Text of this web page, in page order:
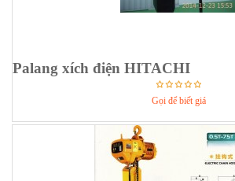
Palang xích điện HITACHI
Gọi để biết giá